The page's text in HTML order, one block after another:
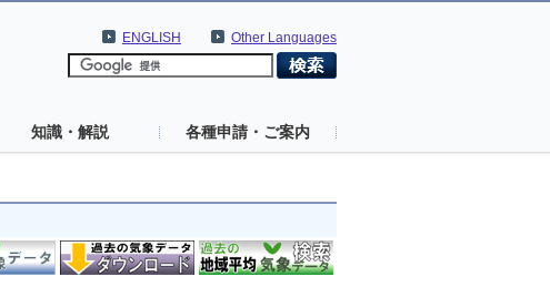
Other Languages
ENGLISH
知識・解説 各種申請・ご案内